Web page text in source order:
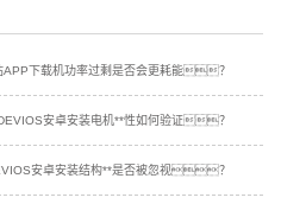
APP下载机功率过剩是否会更耗能？
安卓安装电机**性如何验证？
安卓安装结构**是否被忽视？